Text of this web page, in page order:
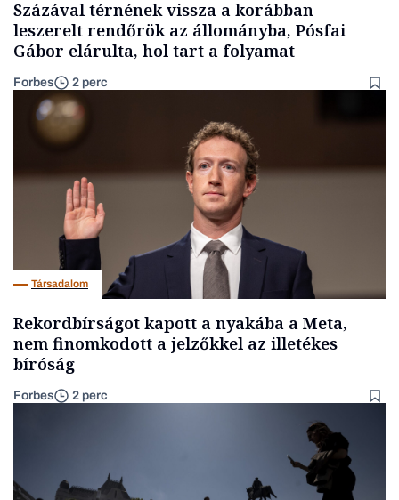
Százával térnének vissza a korábban
leszerelt rendőrök az állományba, Pósfai
Gábor elárulta, hol tart a folyamat
Forbes 2 perc
Társadalom
Rekordbírságot kapott a nyakába a Meta,
nem finomkodott a jelzőkkel az illetékes
bíróság
Forbes 2 perc